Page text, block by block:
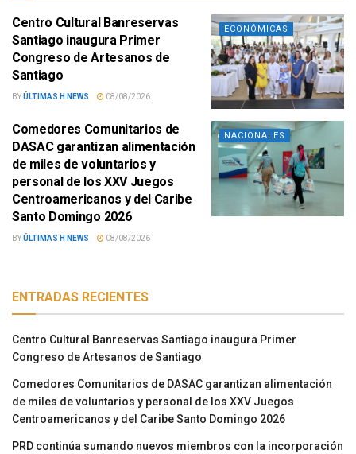
ECONÓMICAS
Centro Cultural Banreservas
Santiago inaugura Primer
Congreso de Artesanos de
Santiago
BYÚLTIMAS H NEWS 08/08/2026
NACIONALES
Comedores Comunitarios de
DASAC garantizan alimentación
de miles de voluntarios y
personal de los XXV Juegos
Centroamericanos y del Caribe
Santo Domingo 2026
BYÚLTIMAS H NEWS 08/08/2026
ENTRADAS RECIENTES
Centro Cultural Banreservas Santiago inaugura Primer
Congreso de Artesanos de Santiago
Comedores Comunitarios de DASAC garantizan alimentación
de miles de voluntarios y personal de los XXV Juegos
Centroamericanos y del Caribe Santo Domingo 2026
PRD continúa sumando nuevos miembros con la incorporación